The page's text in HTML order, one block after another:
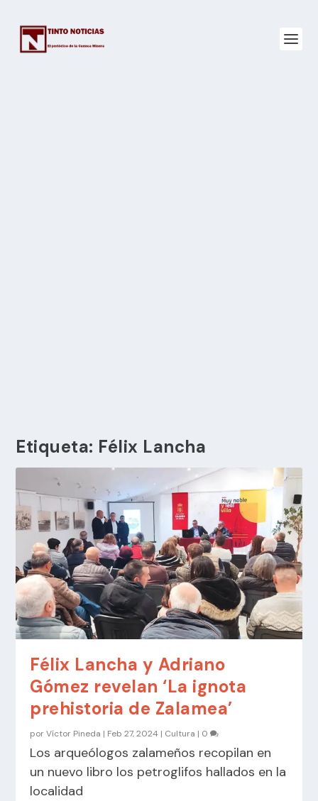
Etiqueta: Félix Lancha
Félix Lancha y Adriano
Gómez revelan ‘La ignota
prehistoria de Zalamea’
porVíctor Pineda | Feb 27, 2024 | Cultura | 0
Los arqueólogos zalameños recopilan en
un nuevo libro los petroglifos hallados en la
localidad